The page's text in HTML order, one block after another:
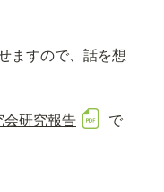
ますので、話を想
会研究報告
で